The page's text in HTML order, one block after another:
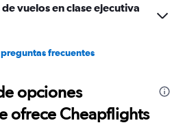
vuelos en clase ejecutiva
preguntas frecuentes
opciones
ofrece Cheapflights